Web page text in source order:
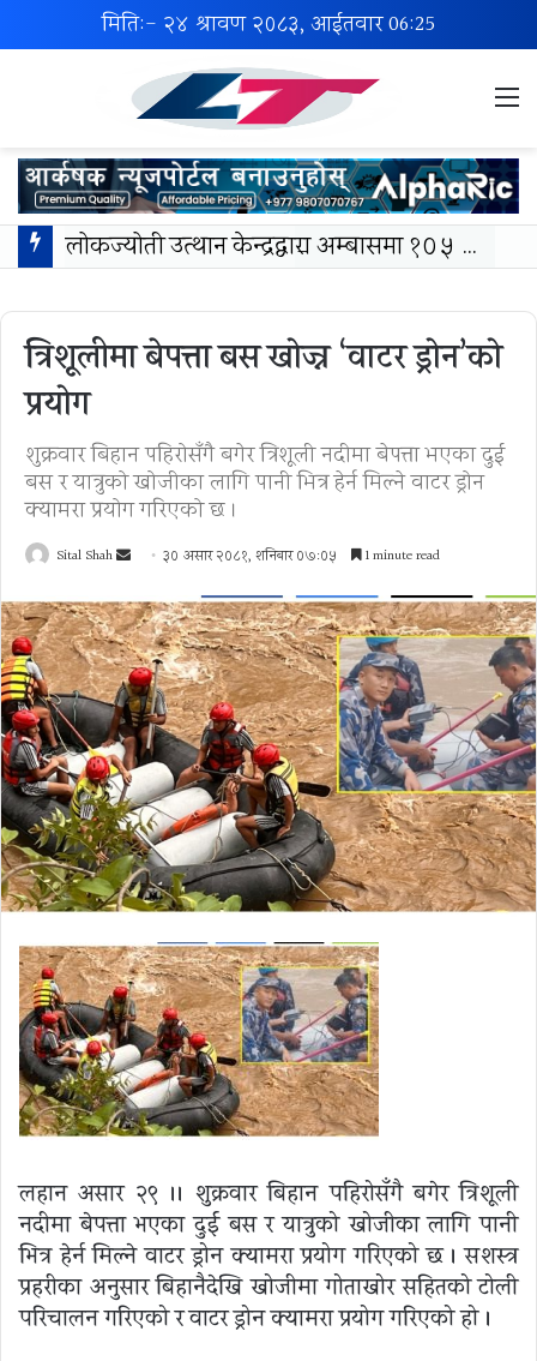
मिति:- २४ श्रावण २०८३, आईतवार06:25
लोकज्योती उत्थान केन्द्रद्वारा अम्बासमा १०५ विपन्न विद्यार्थीलाई शैक्षिक तथा खेलकुद सामग्री वितरण
त्रिशूलीमा बेपत्ता बस खोज्न ‘वाटर ड्रोन’को
प्रयोग
शुक्रवार बिहान पहिरोसँगै बगेर त्रिशूली नदीमा बेपत्ता भएका दुई
बस र यात्रुको खोजीका लागि पानी भित्र हेर्न मिल्ने वाटर ड्रोन
क्यामरा प्रयोग गरिएको छ ।
Sital Shah
Send
email
३० असार २०८१, शनिबार ०७:०५ 1 minute read
लहान असार २९ ।। शुक्रवार बिहान पहिरोसँगै बगेर त्रिशूली
नदीमा बेपत्ता भएका दुई बस र यात्रुको खोजीका लागि पानी
भित्र हेर्न मिल्ने वाटर ड्रोन क्यामरा प्रयोग गरिएको छ । सशस्त्र
प्रहरीका अनुसार बिहानैदेखि खोजीमा गोताखोर सहितको टोली
परिचालन गरिएको र वाटर ड्रोन क्यामरा प्रयोग गरिएको हो ।